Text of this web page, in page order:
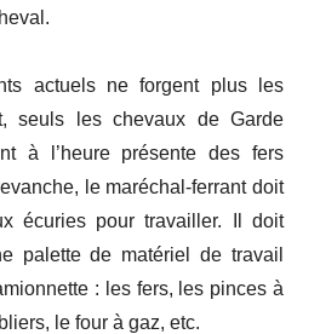
actuels ne forgent plus les
seuls les chevaux de Garde
à l’heure présente des fers
le maréchal-ferrant doit
écuries pour travailler. Il doit
palette de matériel de travail
: les fers, les pinces à
le four à gaz, etc.